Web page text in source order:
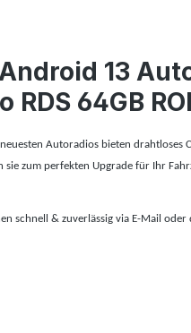
13
64GB
Autoradios bieten
sie zum perfekten Upgrade für Ihr
& zuverlässig via E-Mail